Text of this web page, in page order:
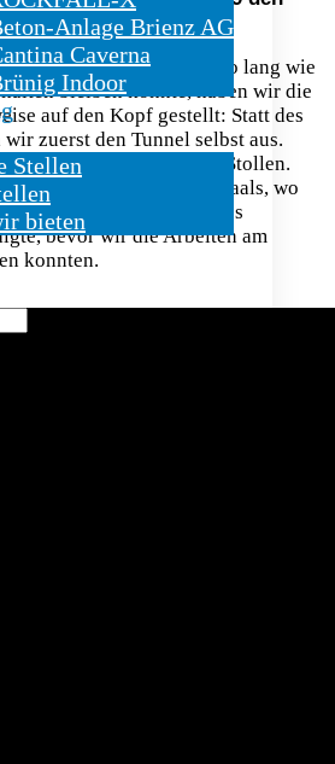
Anlage Brienz AG
Caverna
Indoor
Stellen
bieten
gefeiert.
des Gletschergartens so lang wie
bleiben konnte, haben wir die
auf den Kopf gestellt: Statt des
zuerst den Tunnel selbst aus.
bereits ausgebrochenen Stollen.
in der Nähe des Spiegelsaals, wo
Abbruch von Teilen des
bevor wir die Arbeiten am
konnten.